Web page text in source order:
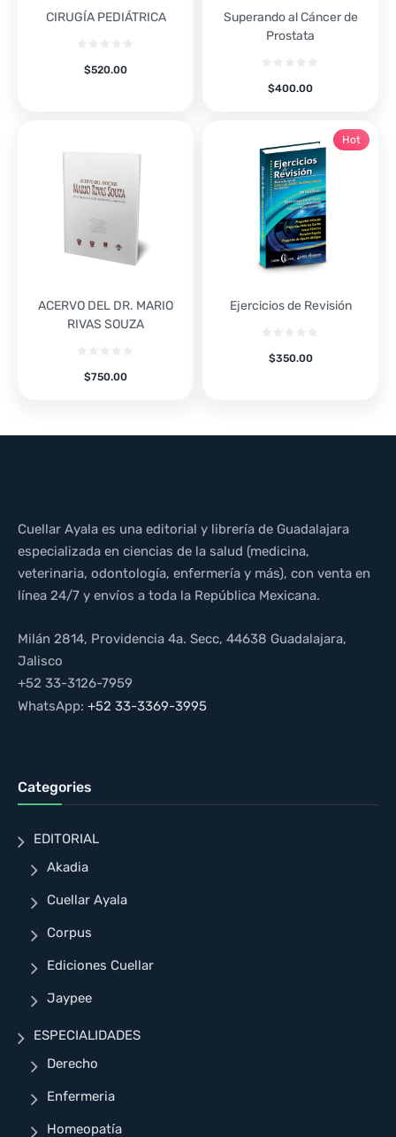
CIRUGÍA PEDIÁTRICA
$520.00
Superando al Cáncer de
Prostata
$400.00
ACERVO DEL DR. MARIO
RIVAS SOUZA
$750.00
Ejercicios de Revisión
$350.00
Hot
Cuellar Ayala es una editorial y librería de Guadalajara
especializada en ciencias de la salud (medicina,
veterinaria, odontología, enfermería y más), con venta en
línea 24/7 y envíos a toda la República Mexicana.
Milán 2814, Providencia 4a. Secc, 44638 Guadalajara,
Jalisco
+52 33-3126-7959
WhatsApp: +52 33-3369-3995
Categories
EDITORIAL
Akadia
Cuellar Ayala
Corpus
Ediciones Cuellar
Jaypee
ESPECIALIDADES
Derecho
Enfermeria
Homeopatía